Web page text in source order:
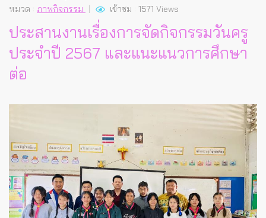
หมวด : ภาพกิจกรรม เข้าชม : 1571 Views
ประสานงานเรื่องการจัดกิจกรรมวันครู
ประจำปี 2567 และแนะแนวการศึกษา
ต่อ